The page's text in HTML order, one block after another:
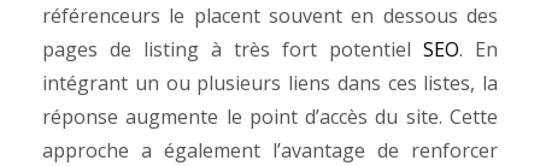
référenceurs le placent souvent en dessous des
pages de listing à très fort potentiel SEO. En
intégrant un ou plusieurs liens dans ces listes, la
réponse augmente le point d’accès du site. Cette
approche a également l’avantage de renforcer